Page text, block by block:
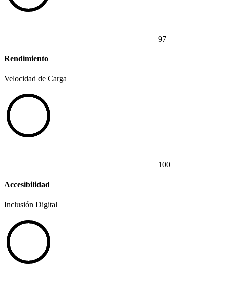
97
Rendimiento
Velocidad de Carga
100
Accesibilidad
Inclusión Digital